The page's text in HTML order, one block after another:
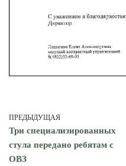
ПРЕДЫДУЩАЯ
Три специализированных
стула передано ребятам с
ОВЗ